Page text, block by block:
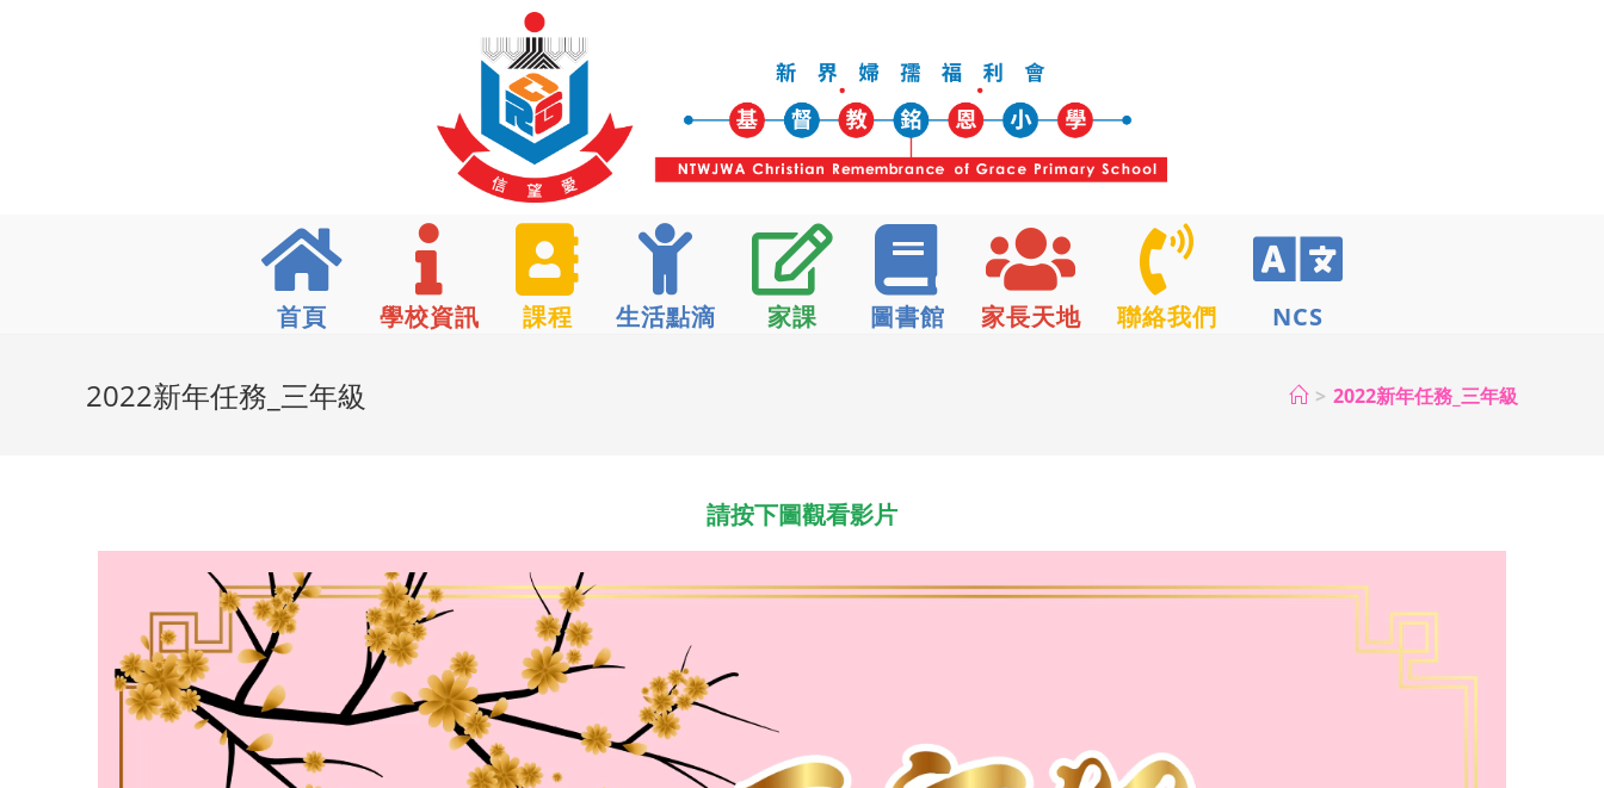
首頁 學校資訊 課程 生活點滴 家課 圖書館 家長天地 聯絡我們 NCS
2022新年任務_三年級 > 2022新年任務_三年級
請按下圖觀看影片